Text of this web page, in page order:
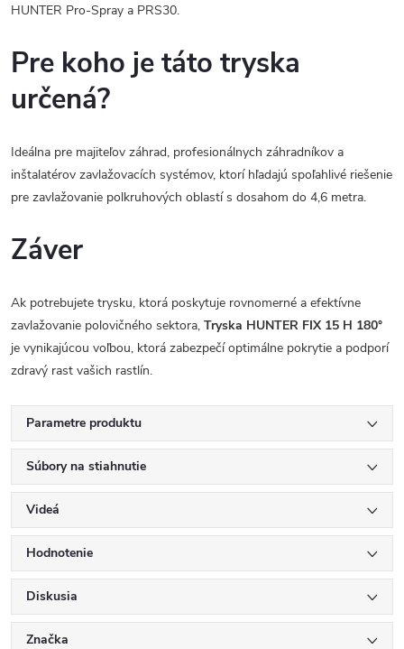
HUNTER Pro-Spray a PRS30.
Pre koho je táto tryska
určená?
Ideálna pre majiteľov záhrad, profesionálnych záhradníkov a
inštalatérov zavlažovacích systémov, ktorí hľadajú spoľahlivé riešenie
pre zavlažovanie polkruhových oblastí s dosahom do 4,6 metra.
Záver
Ak potrebujete trysku, ktorá poskytuje rovnomerné a efektívne
zavlažovanie polovičného sektora, Tryska HUNTER FIX 15 H 180°
je vynikajúcou voľbou, ktorá zabezpečí optimálne pokrytie a podporí
zdravý rast vašich rastlín.
Parametre produktu
Súbory na stiahnutie
Videá
Hodnotenie
Diskusia
Značka